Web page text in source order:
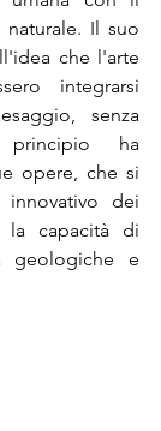
Il suo
che l'arte
integrarsi
senza
principio ha
opere, che si
dei
capacità di
geologiche e